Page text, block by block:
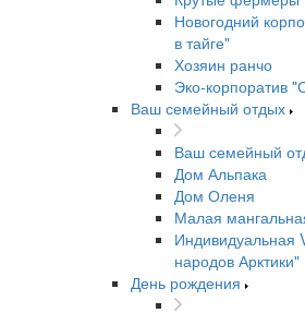
Новогодний
в тайге"
Хозяин ранчо
Эко-корпоратив
Ваш семейный отдых
Ваш семейный
Дом Альпака
Дом Оленя
Малая
Индивидуальная
народов Арктики"
День рождения